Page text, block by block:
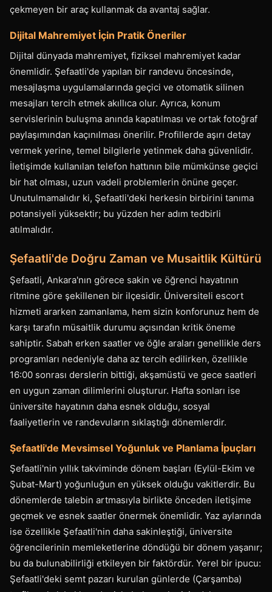
çekmeyen bir araç kullanmak da avantaj sağlar.
Dijital Mahremiyet İçin Pratik Öneriler
Dijital dünyada mahremiyet, fiziksel mahremiyet kadar
önemlidir. Şefaatli'de yapılan bir randevu öncesinde,
mesajlaşma uygulamalarında geçici ve otomatik silinen
mesajları tercih etmek akıllıca olur. Ayrıca, konum
servislerinin buluşma anında kapatılması ve ortak fotoğraf
paylaşımından kaçınılması önerilir. Profillerde aşırı detay
vermek yerine, temel bilgilerle yetinmek daha güvenlidir.
İletişimde kullanılan telefon hattının bile mümkünse geçici
bir hat olması, uzun vadeli problemlerin önüne geçer.
Unutulmamalıdır ki, Şefaatli'deki herkesin birbirini tanıma
potansiyeli yüksektir; bu yüzden her adım tedbirli
atılmalıdır.
Şefaatli'de Doğru Zaman ve Musaitlik Kültürü
Şefaatli, Ankara'nın görece sakin ve öğrenci hayatının
ritmine göre şekillenen bir ilçesidir. Üniversiteli escort
hizmeti ararken zamanlama, hem sizin konforunuz hem de
karşı tarafın müsaitlik durumu açısından kritik öneme
sahiptir. Sabah erken saatler ve öğle araları genellikle ders
programları nedeniyle daha az tercih edilirken, özellikle
16:00 sonrası derslerin bittiği, akşamüstü ve gece saatleri
en uygun zaman dilimlerini oluşturur. Hafta sonları ise
üniversite hayatının daha esnek olduğu, sosyal
faaliyetlerin ve randevuların sıklaştığı dönemlerdir.
Şefaatli'de Mevsimsel Yoğunluk ve Planlama İpuçları
Şefaatli'nin yıllık takviminde dönem başları (Eylül-Ekim ve
Şubat-Mart) yoğunluğun en yüksek olduğu vakitlerdir. Bu
dönemlerde talebin artmasıyla birlikte önceden iletişime
geçmek ve esnek saatler önermek önemlidir. Yaz aylarında
ise özellikle Şefaatli'nin daha sakinleştiği, üniversite
öğrencilerinin memleketlerine döndüğü bir dönem yaşanır;
bu da bulunabilirliği etkileyen bir faktördür. Yerel bir ipucu:
Şefaatli'deki semt pazarı kurulan günlerde (Çarşamba)